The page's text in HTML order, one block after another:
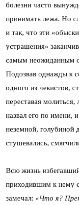
болезни часто
принимать лежа. Но
и так, что эти
устрашения»
самым неожиданным
Подозвав однажды к
одного из чекистов,
переставая молиться,
назвал его по имени,
неземной, голубиной
стушевались,
Всю жизнь
приходившим к нему
замечал: «Что я?